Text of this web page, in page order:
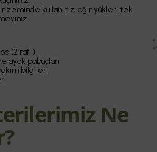
zeminde kullanınız; ağır yükleri tek
(2 raflı)
ayak pabuçları
bilgileri